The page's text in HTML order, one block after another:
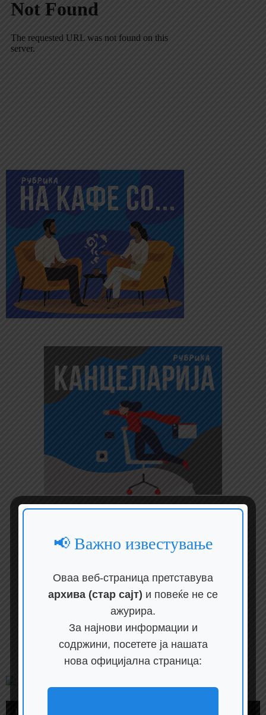
НАЈЧИТАНИ ВЕСТИ
📢 Важно известување
Оваа веб-страница претставува
архива (стар сајт) и повеќе не се
ажурира.
За најнови информации и
содржини, посетете ја нашата
нова официјална страница: